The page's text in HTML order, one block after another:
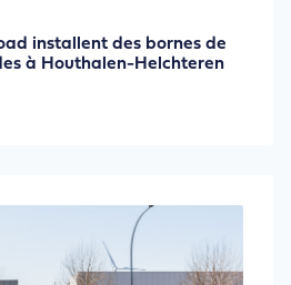
installent des bornes de
à Houthalen-Helchteren